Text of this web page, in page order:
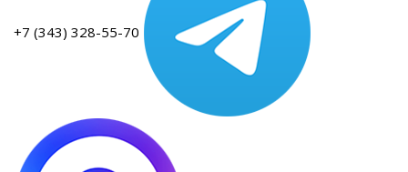
+7 (343) 328-55-70